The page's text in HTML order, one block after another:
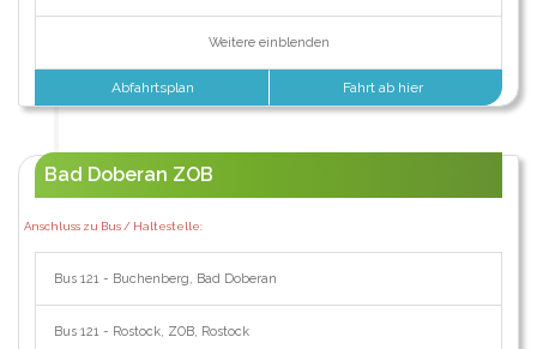
Weitere einblenden
Abfahrtsplan Fahrt ab hier
Bad Doberan ZOB
Anschluss zu Bus / Haltestelle:
Bus 121 - Buchenberg, Bad Doberan
Bus 121 - Rostock, ZOB, Rostock